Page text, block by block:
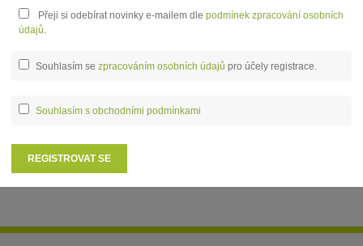
Přeji si odebírat novinky e-mailem dle podmínek zpracování osobních
údajů.
Souhlasím se zpracováním osobních údajů pro účely registrace.
Souhlasím s obchodními podmínkami
REGISTROVAT SE